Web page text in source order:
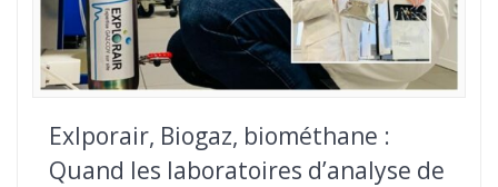
Exlporair, Biogaz, biométhane :
Quand les laboratoires d’analyse de